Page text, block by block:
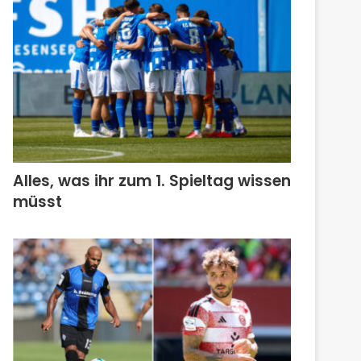
Alles, was ihr zum 1. Spieltag wissen
müsst